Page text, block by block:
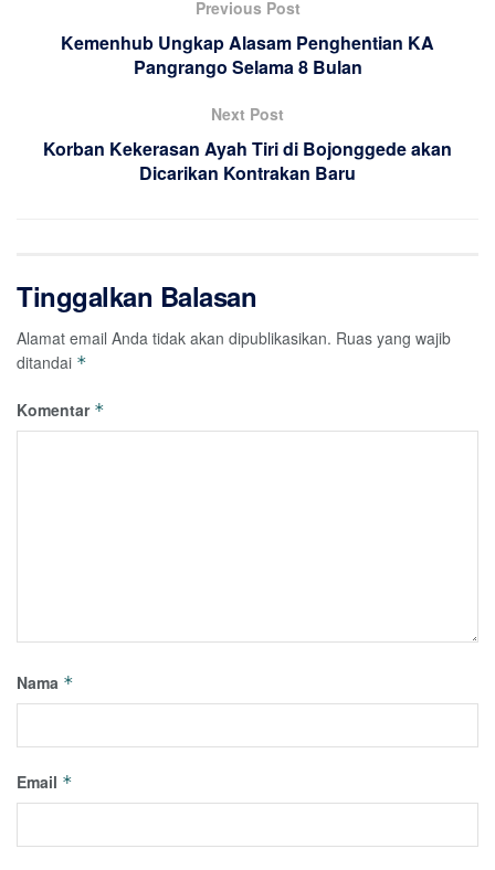
Previous Post
Kemenhub Ungkap Alasam Penghentian KA
Pangrango Selama 8 Bulan
Next Post
Korban Kekerasan Ayah Tiri di Bojonggede akan
Dicarikan Kontrakan Baru
Tinggalkan Balasan
Alamat email Anda tidak akan dipublikasikan. Ruas yang wajib
ditandai *
Komentar *
Nama *
Email *